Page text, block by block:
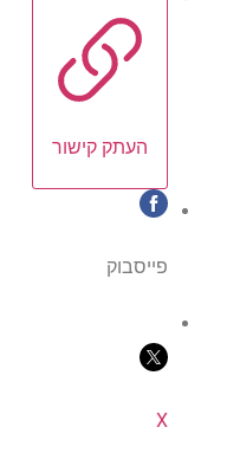
העתק קישור
פייסבוק
X